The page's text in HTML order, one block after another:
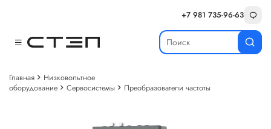
+7 981 735-96-63
Главная
Низковольтное
оборудование
Сервосистемы Преобразователи частоты